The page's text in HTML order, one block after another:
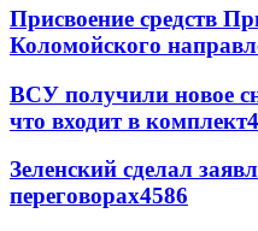
Присвоение средств
Коломойского
ВСУ получили новое
что входит в комплект
Зеленский сделал
переговорах4586